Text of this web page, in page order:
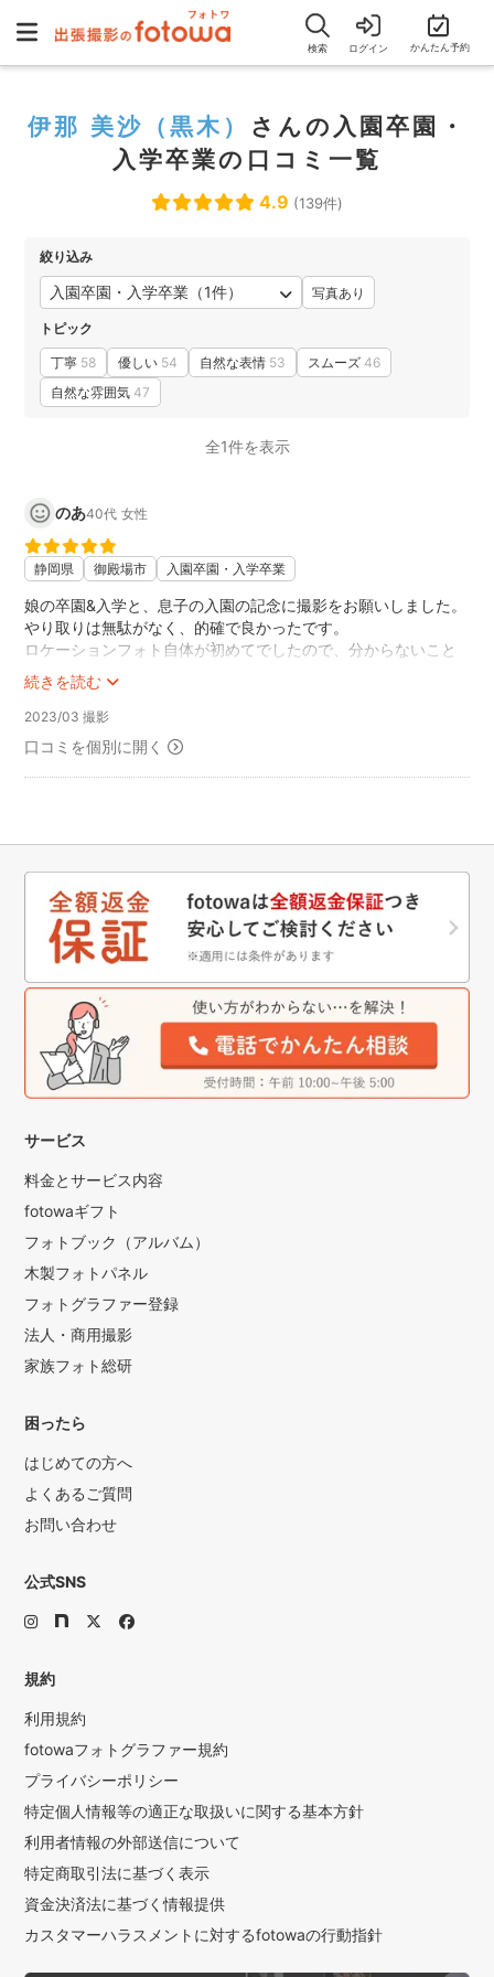
検索 ログイン かんたん予約
伊那 美沙（黒木） さんの入園卒園・
入学卒業の口コミ一覧
4.9 (139件)
絞り込み
入園卒園・入学卒業（1件） 写真あり
トピック
丁寧 58 優しい 54 自然な表情 53 スムーズ 46
自然な雰囲気 47
全1件を表示
のあ40代 女性
静岡県 御殿場市 入園卒園・入学卒業
続きを読む
娘の卒園&入学と、息子の入園の記念に撮影をお願いしました。
やり取りは無駄がなく、的確で良かったです。
ロケーションフォト自体が初めてでしたので、分からないこと
だらけでしたが、
きちんと下見をして下さり、とても穏やかで気さくな方だった
ので、子供達もすぐになついて、スムーズな撮影でした。
子供達がかなり自由にやっていたのですが、笑顔で臨機応変に
対応して頂けたので、安心しました。
お写真は、子供達の一番いい笑顔がたくさんありました。
2023/03 撮影
口コミを個別に開く
サービス
料金とサービス内容
fotowaギフト
フォトブック（アルバム）
木製フォトパネル
フォトグラファー登録
法人・商用撮影
家族フォト総研
困ったら
はじめての方へ
よくあるご質問
お問い合わせ
公式SNS
規約
利用規約
fotowaフォトグラファー規約
プライバシーポリシー
特定個人情報等の適正な取扱いに関する基本方針
利用者情報の外部送信について
特定商取引法に基づく表示
資金決済法に基づく情報提供
カスタマーハラスメントに対するfotowaの行動指針